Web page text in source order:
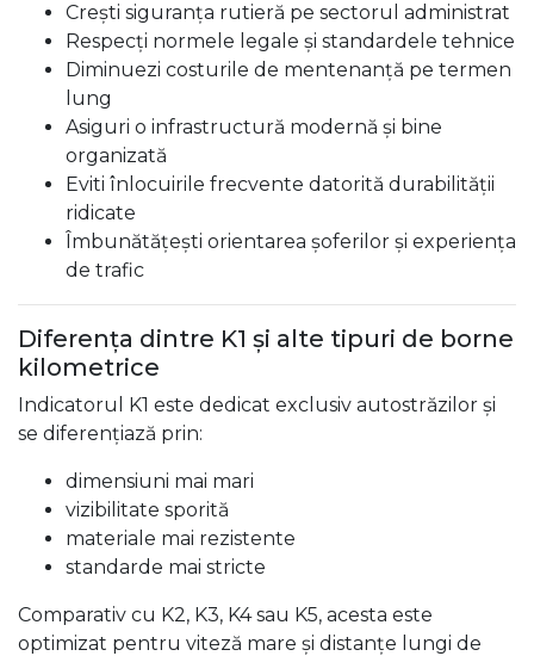
Crești siguranța rutieră pe sectorul administrat
Respecți normele legale și standardele tehnice
Diminuezi costurile de mentenanță pe termen
lung
Asiguri o infrastructură modernă și bine
organizată
Eviti înlocuirile frecvente datorită durabilității
ridicate
Îmbunătățești orientarea șoferilor și experiența
de trafic
Diferența dintre K1 și alte tipuri de borne
kilometrice
Indicatorul K1 este dedicat exclusiv autostrăzilor și
se diferențiază prin:
dimensiuni mai mari
vizibilitate sporită
materiale mai rezistente
standarde mai stricte
Comparativ cu K2, K3, K4 sau K5, acesta este
optimizat pentru viteză mare și distanțe lungi de